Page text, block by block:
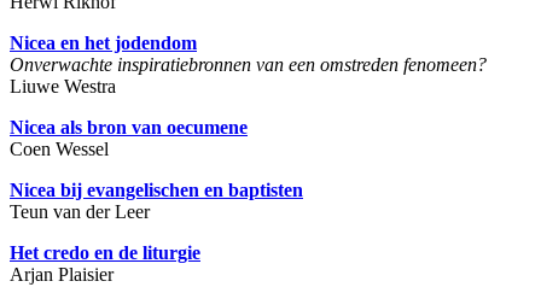
Nicea en het jodendom
Onverwachte inspiratiebronnen van een omstreden fenomeen?
Liuwe Westra
Nicea als bron van oecumene
Coen Wessel
Nicea bij evangelischen en baptisten
Teun van der Leer
Het credo en de liturgie
Arjan Plaisier